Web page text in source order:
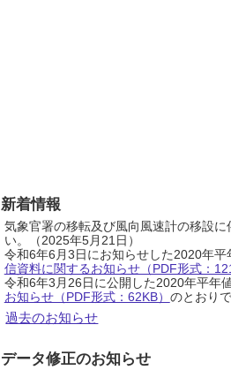
新着情報
気象官署の移転及び風向風速計の移設
い。（2025年5月21日）
令和6年6月3日にお知らせした2020年
信資料に関するお知らせ（PDF形式：
令和6年3月26日に公開した2020年平年
お知らせ（PDF形式：62KB） のとおり
過去のお知らせ
データ修正のお知らせ